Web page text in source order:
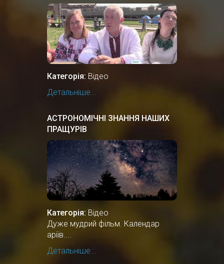
Категорія: Відео
Детальніше...
АСТРОНОМІЧНІ ЗНАННЯ НАШИХ
ПРАЩУРІВ
Категорія: Відео
Дуже мудрий фільм. Календар
аріїв....
Детальніше...